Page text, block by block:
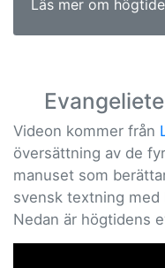
Läs mer om
Videon kommer från
översättning av de
manuset som
svensk textning med
Nedan är högtidens